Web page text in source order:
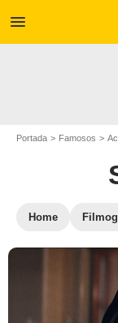
menu
Portada Famosos
Home